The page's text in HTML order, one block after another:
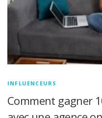
INFLUENCEURS
Comment gagner